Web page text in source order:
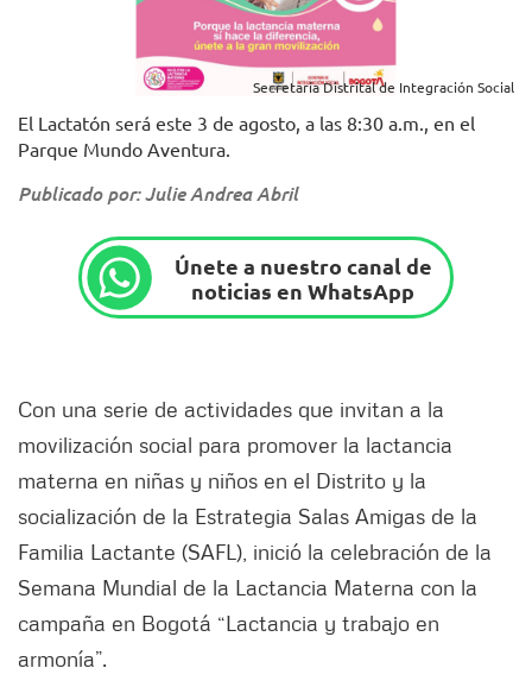
Secretaría Distrital de Integración Social
El Lactatón será este 3 de agosto, a las 8:30 a.m., en el
Parque Mundo Aventura.
Publicado por: Julie Andrea Abril
Únete a nuestro canal de
noticias en WhatsApp
Con una serie de actividades que invitan a la
movilización social para promover la lactancia
materna en niñas y niños en el Distrito y la
socialización de la Estrategia Salas Amigas de la
Familia Lactante (SAFL), inició la celebración de la
Semana Mundial de la Lactancia Materna con la
campaña en Bogotá “Lactancia y trabajo en
armonía”.